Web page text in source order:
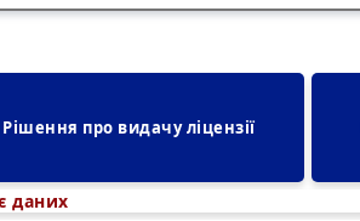
Рішення про видачу ліцензії
даних